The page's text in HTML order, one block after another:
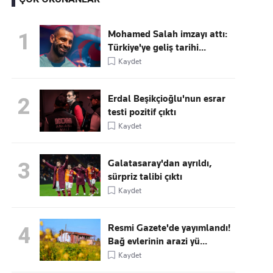
Kaçırmayın
Ücretsiz üye olun, gündemi
1
Mohamed Salah imzayı attı:
Türkiye'ye geliş tarihi...
Kaydet
2
Erdal Beşikçioğlu'nun esrar
testi pozitif çıktı
Kaydet
3
Galatasaray'dan ayrıldı,
sürpriz talibi çıktı
Kaydet
4
Resmi Gazete'de yayımlandı!
Bağ evlerinin arazi yü...
Kaydet